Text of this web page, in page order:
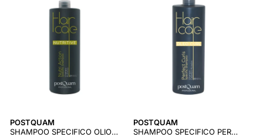
POSTQUAM
SHAMPOO SPECIFICO OLIO NUTRI 1000 ML.
POSTQUAM
SHAMPOO SPECIFICO PERFECT CURLS 1000 ML.